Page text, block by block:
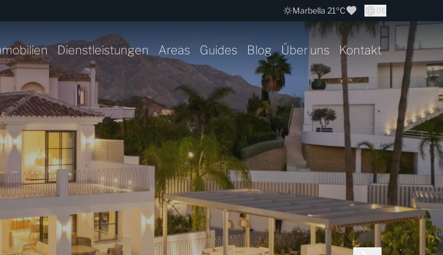
Marbella 21ºC DE
Dienstleistungen Areas Guides Blog Über uns Kontakt